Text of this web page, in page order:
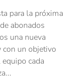
para la próxima
abonados
una nueva
con un objetivo
cada